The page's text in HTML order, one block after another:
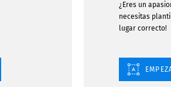
¿Eres un
necesitas
lugar correcto!